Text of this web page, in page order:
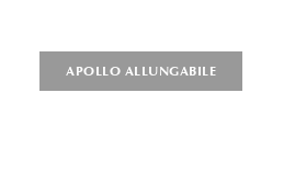
APOLLO ALLUNGABILE